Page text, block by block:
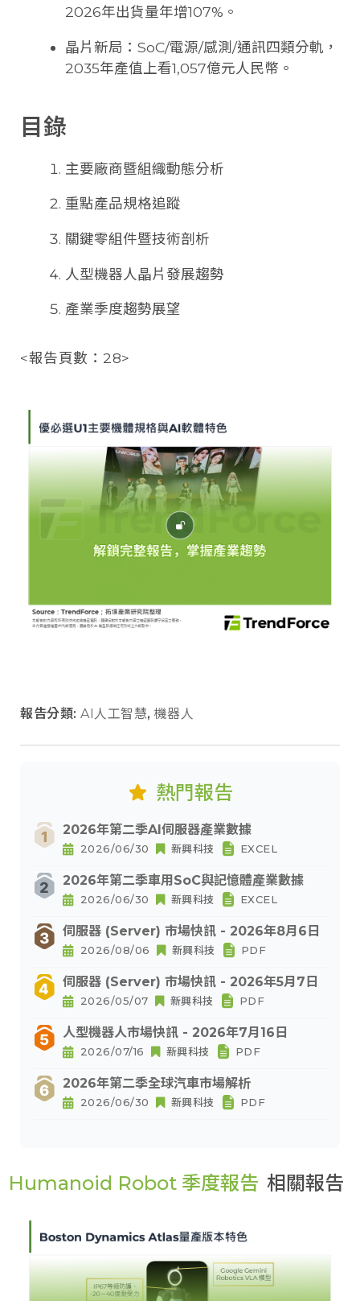
2026年出貨量年增107%。
晶片新局：SoC/電源/感測/通訊四類分軌，
2035年產值上看1,057億元人民幣。
目錄
主要廠商暨組織動態分析
重點產品規格追蹤
關鍵零組件暨技術剖析
人型機器人晶片發展趨勢
產業季度趨勢展望
<報告頁數：28>
報告分類: AI人工智慧, 機器人
熱門報告
2026年第二季AI伺服器產業數據
2026/06/30 新興科技 EXCEL
2026年第二季車用SoC與記憶體產業數據
2026/06/30 新興科技 EXCEL
伺服器 (Server) 市場快訊 - 2026年8月6日
2026/08/06 新興科技 PDF
伺服器 (Server) 市場快訊 - 2026年5月7日
2026/05/07 新興科技 PDF
人型機器人市場快訊 - 2026年7月16日
2026/07/16 新興科技 PDF
2026年第二季全球汽車市場解析
2026/06/30 新興科技 PDF
Humanoid Robot 季度報告 相關報告